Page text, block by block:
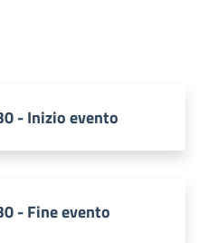
- Inizio evento
- Fine evento